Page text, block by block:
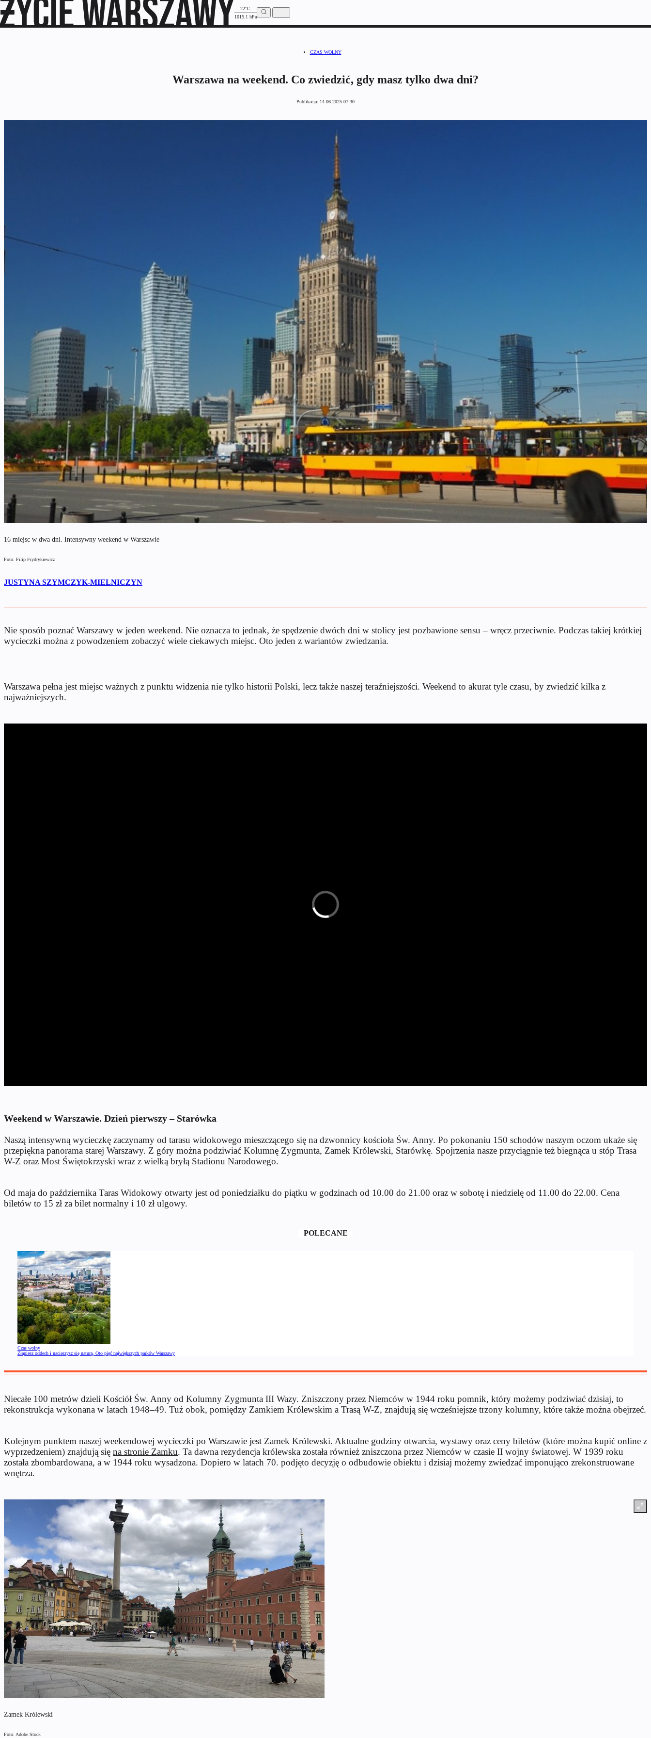
22°C
1015.1 hPa
CZAS WOLNY
Warszawa na weekend. Co zwiedzić, gdy masz tylko dwa dni?
Publikacja: 14.06.2025 07:30
16 miejsc w dwa dni. Intensywny weekend w Warszawie
Foto: Filip Frydrykiewicz
JUSTYNA SZYMCZYK-MIELNICZYN
Nie sposób poznać Warszawy w jeden weekend. Nie oznacza to jednak, że spędzenie dwóch dni w stolicy jest pozbawione sensu – wręcz przeciwnie. Podczas takiej krótkiej
wycieczki można z powodzeniem zobaczyć wiele ciekawych miejsc. Oto jeden z wariantów zwiedzania.
Warszawa pełna jest miejsc ważnych z punktu widzenia nie tylko historii Polski, lecz także naszej teraźniejszości. Weekend to akurat tyle czasu, by zwiedzić kilka z
najważniejszych.
Weekend w Warszawie. Dzień pierwszy – Starówka
Naszą intensywną wycieczkę zaczynamy od tarasu widokowego mieszczącego się na dzwonnicy kościoła Św. Anny. Po pokonaniu 150 schodów naszym oczom ukaże się
przepiękna panorama starej Warszawy. Z góry można podziwiać Kolumnę Zygmunta, Zamek Królewski, Starówkę. Spojrzenia nasze przyciągnie też biegnąca u stóp Trasa
W-Z oraz Most Świętokrzyski wraz z wielką bryłą Stadionu Narodowego.
Od maja do października Taras Widokowy otwarty jest od poniedziałku do piątku w godzinach od 10.00 do 21.00 oraz w sobotę i niedzielę od 11.00 do 22.00. Cena
biletów to 15 zł za bilet normalny i 10 zł ulgowy.
POLECANE
Czas wolny
Złapiesz oddech i nacieszysz się naturą. Oto pięć największych parków Warszawy
Niecałe 100 metrów dzieli Kościół Św. Anny od Kolumny Zygmunta III Wazy. Zniszczony przez Niemców w 1944 roku pomnik, który możemy podziwiać dzisiaj, to
rekonstrukcja wykonana w latach 1948–49. Tuż obok, pomiędzy Zamkiem Królewskim a Trasą W-Z, znajdują się wcześniejsze trzony kolumny, które także można obejrzeć.
Kolejnym punktem naszej weekendowej wycieczki po Warszawie jest Zamek Królewski. Aktualne godziny otwarcia, wystawy oraz ceny biletów (które można kupić online z
wyprzedzeniem) znajdują się na stronie Zamku. Ta dawna rezydencja królewska została również zniszczona przez Niemców w czasie II wojny światowej. W 1939 roku
została zbombardowana, a w 1944 roku wysadzona. Dopiero w latach 70. podjęto decyzję o odbudowie obiektu i dzisiaj możemy zwiedzać imponująco zrekonstruowane
wnętrza.
Zamek Królewski
Foto: Adobe Stock